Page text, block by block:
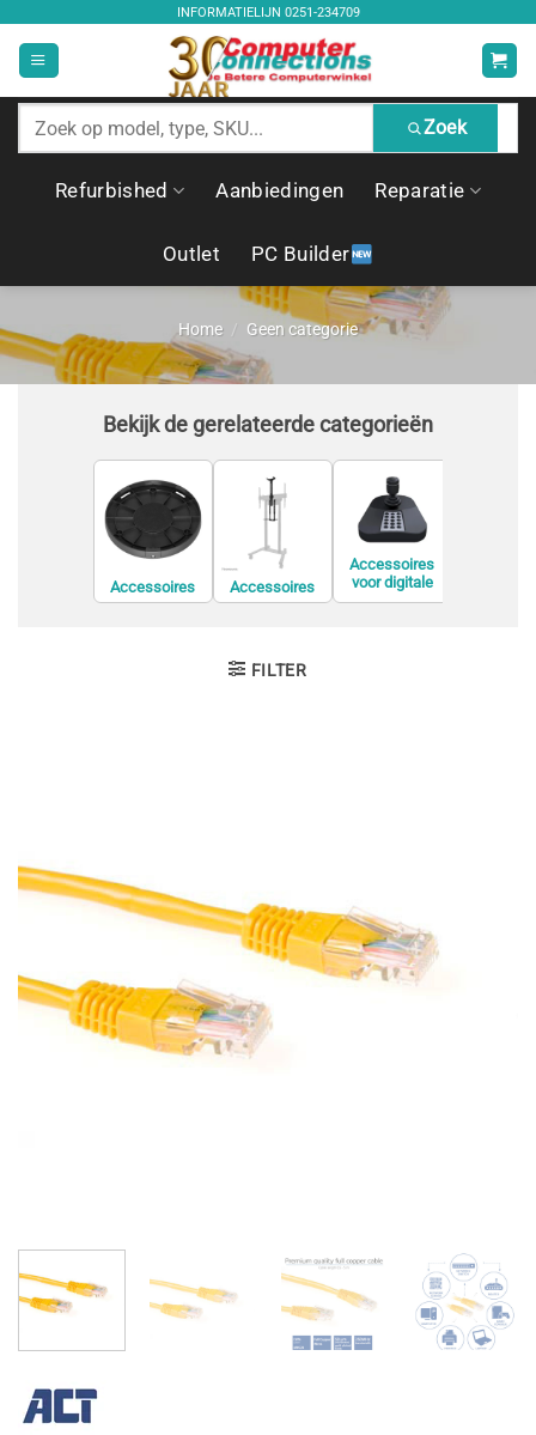
inhoud
INFORMATIELIJN 0251-234709
Zoek
producten
Zoek
Refurbished Aanbiedingen Reparatie
Outlet PC Builder
Home / Geen categorie
Bekijk de gerelateerde categorieën
Accessoires
voor
Accessoires
voor de
rmen
Accessoires
voor digitale
videorecorders
FILTER